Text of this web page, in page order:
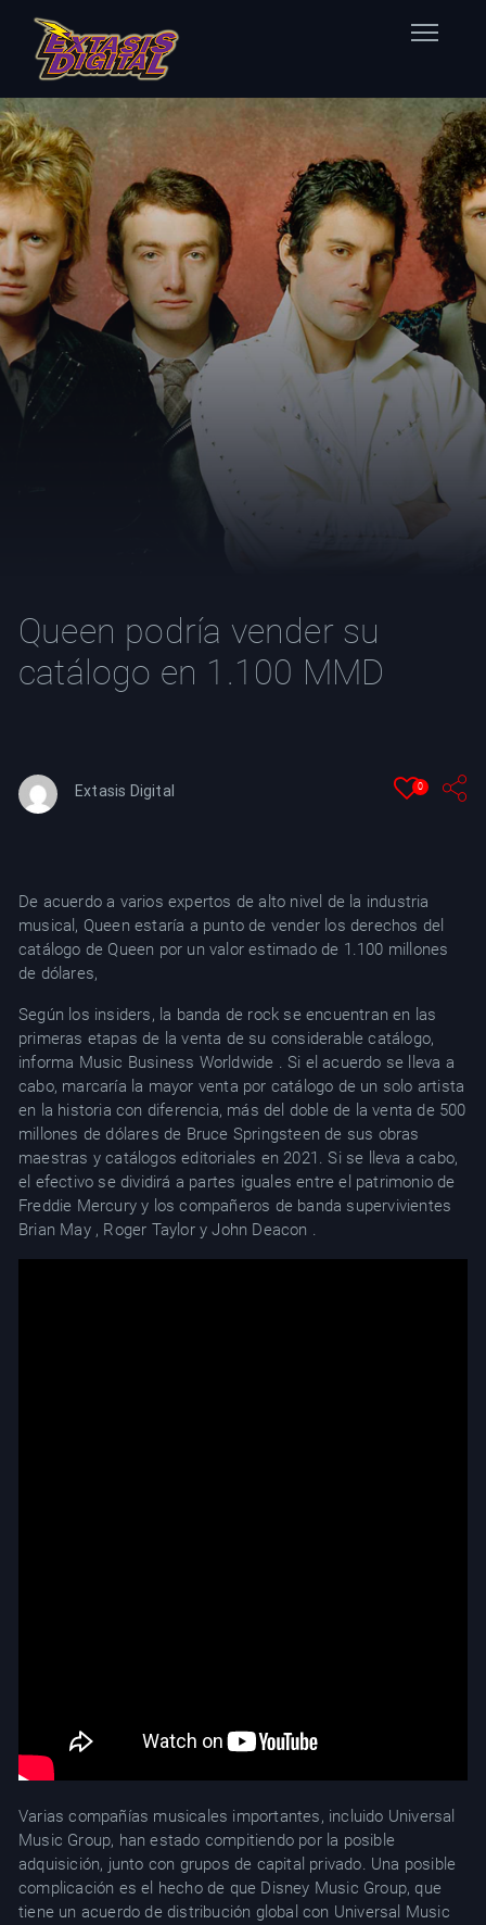
Nuestras Estaciones
Datos Éxtasis
Contacto
FB
TW
Queen podría vender su
catálogo en 1.100 MMD
Extasis Digital 0
De acuerdo a varios expertos de alto nivel de la industria
musical, Queen estaría a punto de vender los derechos del
catálogo de Queen por un valor estimado de 1.100 millones
de dólares,
Según los insiders, la banda de rock se encuentran en las
primeras etapas de la venta de su considerable catálogo,
informa Music Business Worldwide . Si el acuerdo se lleva a
cabo, marcaría la mayor venta por catálogo de un solo artista
en la historia con diferencia, más del doble de la venta de 500
millones de dólares de Bruce Springsteen de sus obras
maestras y catálogos editoriales en 2021. Si se lleva a cabo,
el efectivo se dividirá a partes iguales entre el patrimonio de
Freddie Mercury y los compañeros de banda supervivientes
Brian May , Roger Taylor y John Deacon .
Varias compañías musicales importantes, incluido Universal
Music Group, han estado compitiendo por la posible
adquisición, junto con grupos de capital privado. Una posible
complicación es el hecho de que Disney Music Group, que
tiene un acuerdo de distribución global con Universal Music